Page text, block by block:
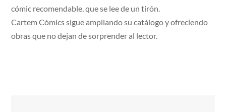
cómic recomendable, que se lee de un tirón.
Cartem Cómics sigue ampliando su catálogo y ofreciendo
obras que no dejan de sorprender al lector.